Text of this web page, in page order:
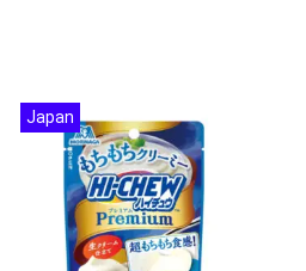
Japan